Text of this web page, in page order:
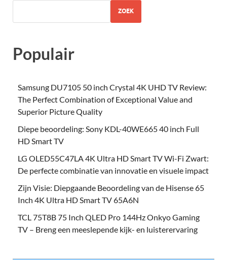
ZOEK
Populair
Samsung DU7105 50 inch Crystal 4K UHD TV Review:
The Perfect Combination of Exceptional Value and
Superior Picture Quality
Diepe beoordeling: Sony KDL-40WE665 40 inch Full
HD Smart TV
LG OLED55C47LA 4K Ultra HD Smart TV Wi-Fi Zwart:
De perfecte combinatie van innovatie en visuele impact
Zijn Visie: Diepgaande Beoordeling van de Hisense 65
Inch 4K Ultra HD Smart TV 65A6N
TCL 75T8B 75 Inch QLED Pro 144Hz Onkyo Gaming
TV – Breng een meeslepende kijk- en luisterervaring